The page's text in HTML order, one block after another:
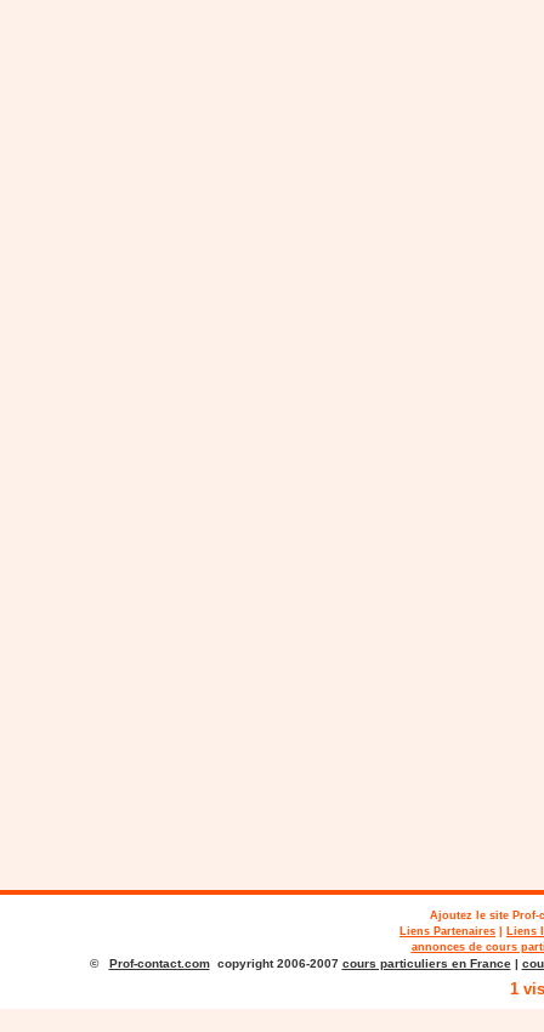
Ajoutez le site Prof-
Liens Partenaires | Liens
annonces de cours
© Prof-contact.comcopyright 2006-2007 cours particuliers en France|
1